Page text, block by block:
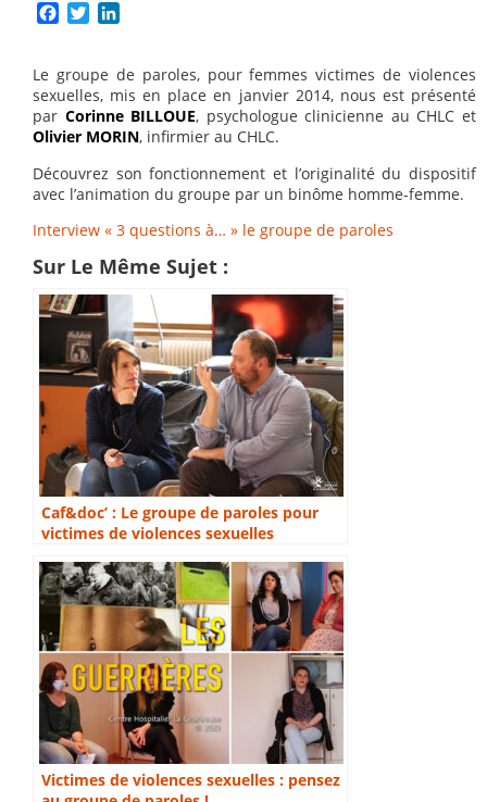
Facebook
Twitter
Le groupe de paroles, pour femmes victimes de violences
sexuelles, mis en place en janvier 2014, nous est présenté
par Corinne BILLOUE, psychologue clinicienne au CHLC et
Olivier MORIN, infirmier au CHLC.
Découvrez son fonctionnement et l’originalité du dispositif
avec l’animation du groupe par un binôme homme-femme.
Interview « 3 questions à… » le groupe de paroles
Sur Le Même Sujet :
Caf&doc’ : Le groupe de paroles pour
victimes de violences sexuelles
Victimes de violences sexuelles : pensez